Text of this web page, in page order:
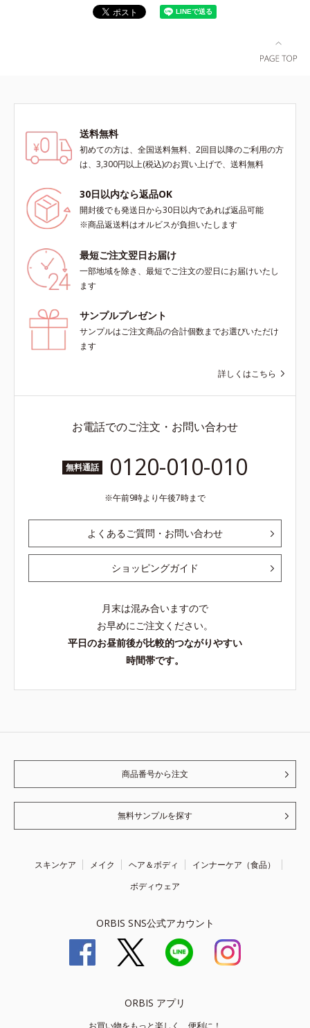
送料無料
初めての方は、全国送料無料、2回目以降のご利用の方
は、3,300円以上(税込)のお買い上げで、送料無料
30日以内なら返品OK
開封後でも発送日から30日以内であれば返品可能
※商品返送料はオルビスが負担いたします
最短ご注文翌日お届け
一部地域を除き、最短でご注文の翌日にお届けいたし
ます
サンプルプレゼント
サンプルはご注文商品の合計個数までお選びいただけ
ます
詳しくはこちら
お電話でのご注文・お問い合わせ
無料通話 0120-010-010
午前9時より午後7時まで
よくあるご質問・お問い合わせ
ショッピングガイド
月末は混み合いますので
お早めにご注文ください。
平日のお昼前後が比較的つながりやすい
時間帯です。
商品番号から注文
無料サンプルを探す
スキンケア メイク ヘア＆ボディ
インナーケア（食品）
ボディウェア
ORBIS SNS公式アカウント
ORBIS アプリ
お買い物をもっと楽しく、便利に！